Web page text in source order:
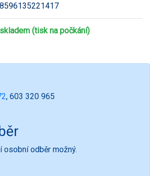
8596135221417
skladem (tisk na počkání)
, 603 320 965
osobní odběr možný.